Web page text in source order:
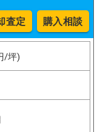
査定 購入相談
/坪)